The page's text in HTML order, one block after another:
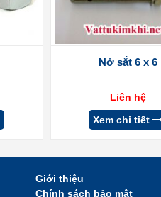
Nở sắt 6 x 6
Liên hệ
Xem chi tiết
Giới thiệu
Chính sách bảo mật